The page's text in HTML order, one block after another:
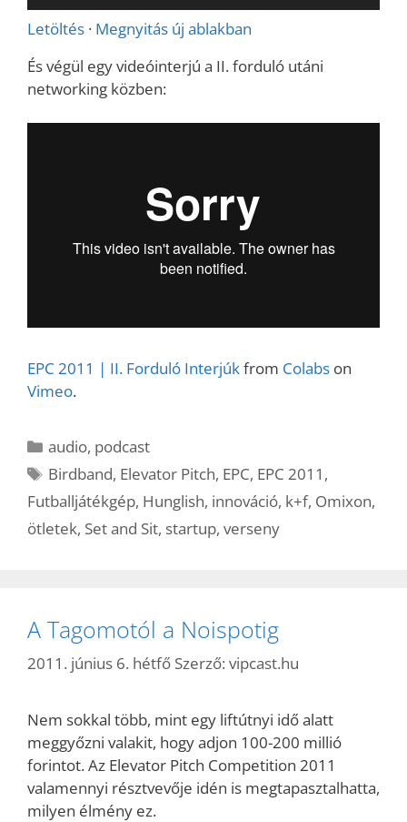
lejátszó
Letöltés · Megnyitás új ablakban
És végül egy videóinterjú a II. forduló utáni
networking közben:
EPC 2011 | II. Forduló Interjúkfrom Colabs on
Vimeo.
Kategória
audio, podcast
Címkék
Birdband, Elevator Pitch, EPC, EPC 2011 ,
Futballjátékgép, Hunglish, innováció, k+f, Omixon,
ötletek, Set and Sit, startup, verseny
A Tagomotól a Noispotig
2011. június 6. hétfő Szerző: vipcast.hu
Nem sokkal több, mint egy liftútnyi idő alatt
meggyőzni valakit, hogy adjon 100-200 millió
forintot. Az Elevator Pitch Competition 2011
valamennyi résztvevője idén is megtapasztalhatta,
milyen élmény ez.